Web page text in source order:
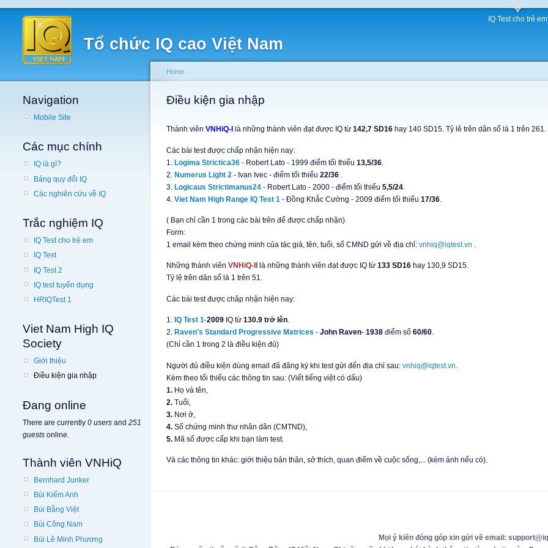
Tổ chức IQ cao Việt Nam
IQ Test cho trẻ em
Navigation
Mobile Site
Các mục chính
IQ là gì?
Bảng quy đổi IQ
Các nghiên cứu về IQ
Trắc nghiệm IQ
IQ Test cho trẻ em
IQ Test
IQ Test 2
IQ test tuyển dụng
HRIQTest 1
Viet Nam High IQ
Society
Giới thiệu
Điều kiện gia nhập
Đang online
There are currently 0 users and 251
guests online.
Thành viên VNHiQ
Bernhard Junker
Bùi Kiếm Anh
Bùi Bằng Việt
Bùi Công Nam
Bùi Lê Minh Phương
Home
Điều kiện gia nhập
Thành viên VNHiQ-I là những thành viên đạt được IQ từ 142,7 SD16 hay 140 SD15. Tỷ lê trên dân số là 1 trên 261.
Các bài test được chấp nhận hiện nay:
1. Logima Strictica36 - Robert Lato - 1999 điểm tối thiểu 13,5/36
2. Numerus Light 2 - Ivan Ivec - điểm tối thiểu 22/36
3. Logicaus Strictimanus24 - Robert Lato - 2000 - điểm tối thiểu 5,5/24
4. Viet Nam High Range IQ Test 1 - Đồng Khắc Cường - 2009 điểm tối thiểu 17/36
( Bạn chỉ cần 1 trong các bài trên để được chấp nhận)
Form:
1 email kèm theo chứng minh của tác giả, tên, tuổi, số CMND gửi về địa chỉ: vnhiq@iqtest.vn .
Những thành viên VNHiQ-II là những thành viên đạt được IQ từ 133 SD16 hay 130,9 SD15.
Tỷ lệ trên dân số là 1 trên 51.
Các bài test được châp nhận hiện nay:
1. IQ Test 1-2009 IQ từ 130.9 trở lên.
2. Raven's Standard Progressive Matrices - John Raven- 1938 điểm số 60/60.
(Chỉ cần 1 trong 2 là điều kiện đủ)
Người đủ điều kiện dùng email đã đăng ký khi test gửi đến địa chỉ sau: vnhiq@iqtest.vn
Kèm theo tối thiểu các thông tin sau: (Viết tiếng việt có dấu)
1. Họ và tên,
2. Tuổi,
3. Nơi ở,
4. Số chứng minh thư nhân dân (CMTND),
5. Mã số được cấp khi bạn làm test.
Và các thông tin khác: giới thiệu bản thân, sở thích, quan điểm về cuộc sống,... (kèm ảnh nếu có).
Mọi ý kiến đóng góp xin gửi về email: